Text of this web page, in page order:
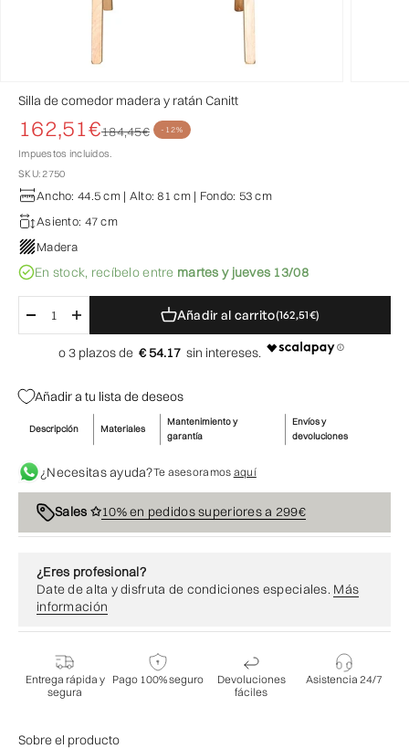
Silla de comedor madera y ratán Canitt
Precio de oferta
162,51€Precio normal
184,45€ -12%
Impuestos incluidos.
SKU: 2750
Ancho: 44.5 cm | Alto: 81 cm | Fondo: 53 cm
Asiento: 47 cm
Madera
En stock, recíbelo entre martes y jueves 13/08
Añadir al carrito(162,51€)
€ 54.17
Añadir a tu lista de deseos
Descripción Materiales
Mantenimiento y
garantía
Envíos y
devoluciones
¿Necesitas ayuda?Te asesoramos aquí
Sales ✩10% en pedidos superiores a 299€
¿Eres profesional?
Date de alta y disfruta de condiciones especiales. Más
información
Entrega rápida y
segura
Pago 100% seguro
Devoluciones
fáciles
Asistencia 24/7
Sobre el producto